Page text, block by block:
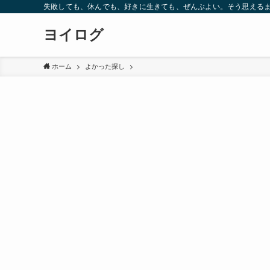
失敗しても、休んでも、好きに生きても、ぜんぶよい。そう思える
ヨイログ
ホーム よかった探し